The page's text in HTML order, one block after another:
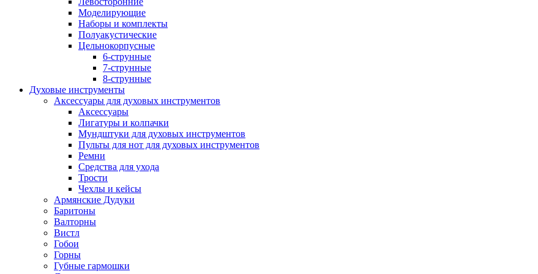
Моделирующие
Наборы и комплекты
Полуакустические
Цельнокорпусные
6-струнные
7-струнные
8-струнные
Духовые инструменты
Аксессуары для духовых инструментов
Аксессуары
Лигатуры и колпачки
Мундштуки для духовых инструментов
Пульты для нот для духовых инструментов
Ремни
Средства для ухода
Трости
Чехлы и кейсы
Армянские Дудуки
Баритоны
Валторны
Вистл
Гобои
Горны
Губные гармошки